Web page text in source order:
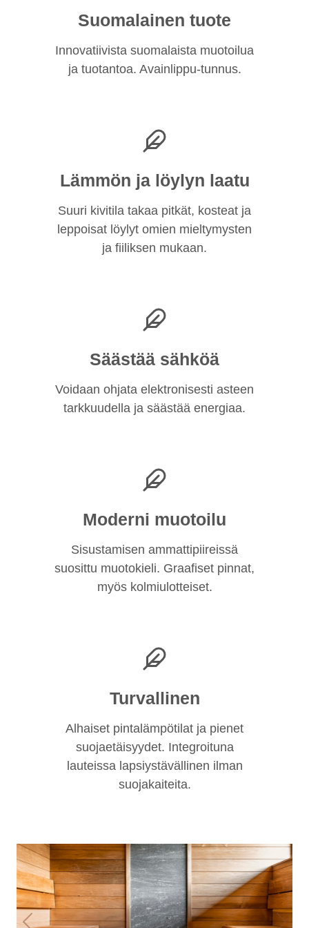
Suomalainen tuote
Innovatiivista suomalaista muotoilua
ja tuotantoa. Avainlippu-tunnus.
Lämmön ja löylyn laatu
Suuri kivitila takaa pitkät, kosteat ja
leppoisat löylyt omien mieltymysten
ja fiiliksen mukaan.
Säästää sähköä
Voidaan ohjata elektronisesti asteen
tarkkuudella ja säästää energiaa.
Moderni muotoilu
Sisustamisen ammattipiireissä
suosittu muotokieli. Graafiset pinnat,
myös kolmiulotteiset.
Turvallinen
Alhaiset pintalämpötilat ja pienet
suojaetäisyydet. Integroituna
lauteissa lapsiystävällinen ilman
suojakaiteita.